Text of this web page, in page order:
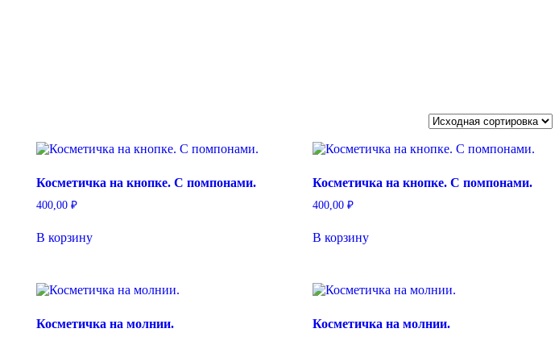
Косметичка на кнопке. С помпонами.
400,00 ₽
В корзину
Косметичка на кнопке. С помпонами.
400,00 ₽
В корзину
Косметичка на молнии. Косметичка на молнии.